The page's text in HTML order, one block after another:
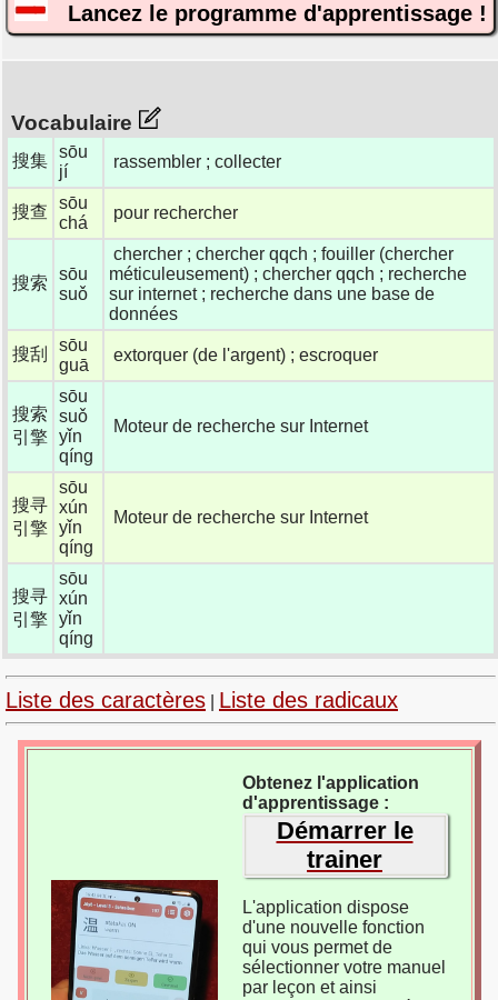
Lancez le programme d'apprentissage !
Vocabulaire
搜集 sōu
jí
rassembler ; collecter
搜查
sōu
chá
pour rechercher
搜索
sōu
suǒ
chercher ; chercher qqch ; fouiller (chercher
méticuleusement) ; chercher qqch ; recherche
sur internet ; recherche dans une base de
données
搜刮
sōu
guā
extorquer (de l'argent) ; escroquer
搜索
引擎
sōu
suǒ
yǐn
qíng
Moteur de recherche sur Internet
搜寻
引擎
sōu
xún
yǐn
qíng
Moteur de recherche sur Internet
搜寻
引擎
sōu
xún
yǐn
qíng
Liste des caractères Liste des radicaux
Obtenez l'application
d'apprentissage :
Démarrer le
trainer
L'application dispose
d'une nouvelle fonction
qui vous permet de
sélectionner votre manuel
par leçon et ainsi